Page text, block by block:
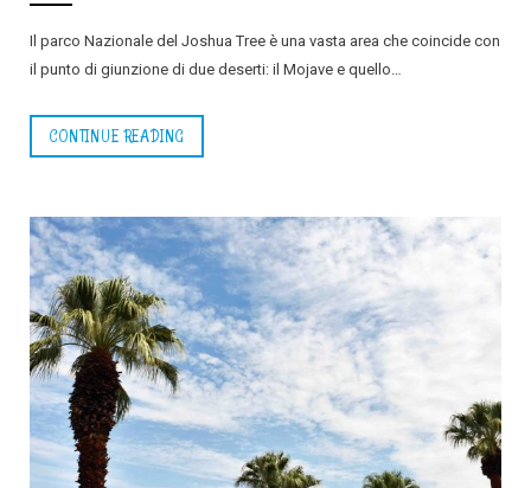
Il parco Nazionale del Joshua Tree è una vasta area che coincide con
il punto di giunzione di due deserti: il Mojave e quello…
CONTINUE READING